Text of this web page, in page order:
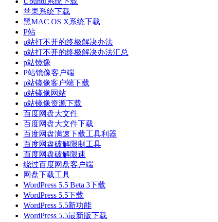
苹果系统下载
黑MAC OS X系统下载
P站
p站打不开的终极解决办法
p站打不开的终极解决办法汇总
p站镜像
P站镜像客户端
p站镜像客户端下载
p站镜像网站
p站镜像资源下载
百度网盘大文件
百度网盘大文件下载
百度网盘满速下载工具利器
百度网盘破解限制工具
百度网盘破解限速
绕过百度网盘客户端
网盘下载工具
WordPress 5.5 Beta 3下载
WordPress 5.5下载
WordPress 5.5新功能
WordPress 5.5最新版下载